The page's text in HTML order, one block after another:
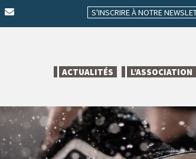
S'INSCRIRE À NOTRE
ACTUALITÉS L’ASSOCIATION